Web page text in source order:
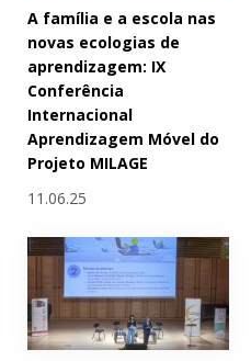
A família e a escola nas
novas ecologias de
aprendizagem: IX
Conferência
Internacional
Aprendizagem Móvel do
Projeto MILAGE
11.06.25